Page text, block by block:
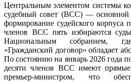
Центральным элементом системы
судебный совет (ВСС) — основной
формирование судейского корпуса
членов ВСС пять избираются
Национальным собранием,
«Гражданский договор» обладает
По состоянию на январь 2026 года
десяти членов ВСС имеют
премьер-министром, что